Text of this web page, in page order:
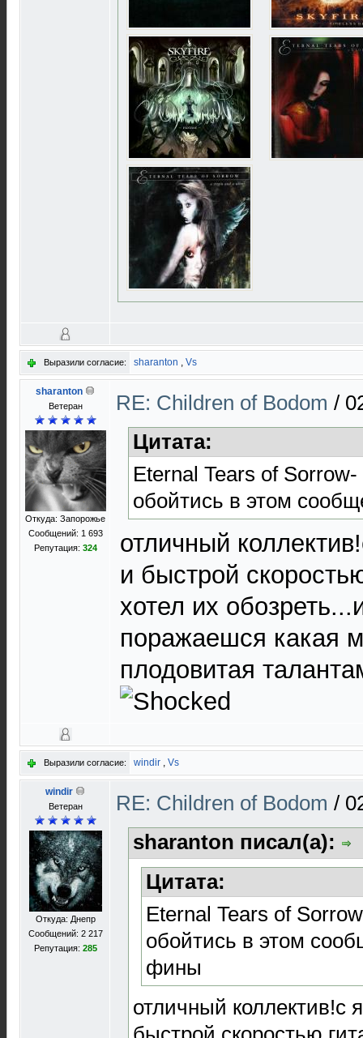
Выразили согласие: sharanton , Vs
sharanton
Ветеран
Откуда: Запорожье
Сообщений: 1 693
Репутация: 324
RE: Children of Bodom /
Цитата:
Eternal Tears of
обойтись в этом
отличный
и быстрой
хотел их
поражаешся какая
плодовитая
Выразили согласие: windir , Vs
windir
Ветеран
Откуда: Днепр
Сообщений: 2 217
Репутация: 285
RE: Children of Bodom /
sharanton писал(а):
Цитата:
Eternal Tears of
обойтись в этом
фины
отличный коллектив!с